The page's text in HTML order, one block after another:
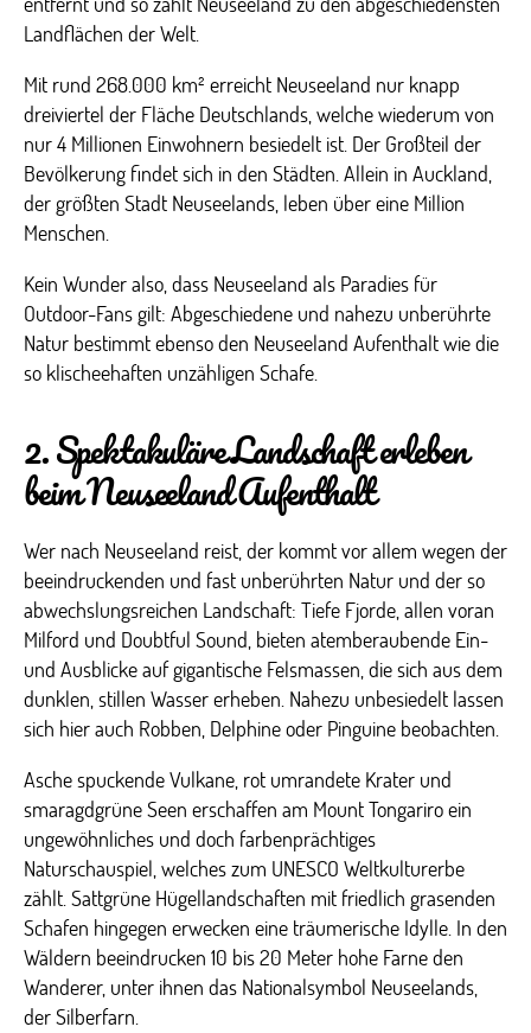
Landflächen der Welt.
Mit rund 268.000 km² erreicht Neuseeland nur knapp
dreiviertel der Fläche Deutschlands, welche wiederum von
nur 4 Millionen Einwohnern besiedelt ist. Der Großteil der
Bevölkerung findet sich in den Städten. Allein in Auckland,
der größten Stadt Neuseelands, leben über eine Million
Menschen.
Kein Wunder also, dass Neuseeland als Paradies für
Outdoor-Fans gilt: Abgeschiedene und nahezu unberührte
Natur bestimmt ebenso den Neuseeland Aufenthalt wie die
so klischeehaften unzähligen Schafe.
2. Spektakuläre Landschaft erleben
beim Neuseeland Aufenthalt
Wer nach Neuseeland reist, der kommt vor allem wegen der
beeindruckenden und fast unberührten Natur und der so
abwechslungsreichen Landschaft: Tiefe Fjorde, allen voran
Milford und Doubtful Sound, bieten atemberaubende Ein-
und Ausblicke auf gigantische Felsmassen, die sich aus dem
dunklen, stillen Wasser erheben. Nahezu unbesiedelt lassen
sich hier auch Robben, Delphine oder Pinguine beobachten.
Asche spuckende Vulkane, rot umrandete Krater und
smaragdgrüne Seen erschaffen am Mount Tongariro ein
ungewöhnliches und doch farbenprächtiges
Naturschauspiel, welches zum UNESCO Weltkulturerbe
zählt. Sattgrüne Hügellandschaften mit friedlich grasenden
Schafen hingegen erwecken eine träumerische Idylle. In den
Wäldern beeindrucken 10 bis 20 Meter hohe Farne den
Wanderer, unter ihnen das Nationalsymbol Neuseelands,
der Silberfarn.